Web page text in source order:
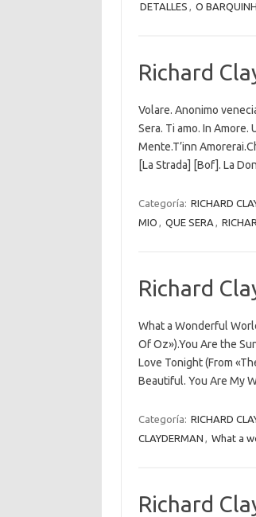
DETALLES , O
Richard
Volare. Anonimo
Sera. Ti amo. In Amore.
Mente.T’inn
[La Strada] [Bof]. La
Categoría: RICHARD
MIO , QUE SERA ,
Richard
What a Wonderful
Of Oz»).You Are the
Love Tonight (From
Beautiful. You Are My
Categoría: RICHARD
CLAYDERMAN , What a
Richard